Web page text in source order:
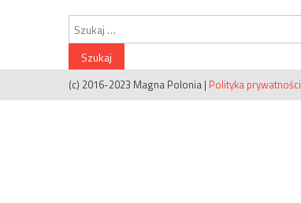
Szukaj:
(c) 2016-2023 Magna Polonia | Polityka prywatności